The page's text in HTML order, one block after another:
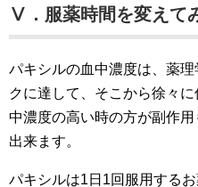
Ⅴ．服薬時間を変えて
パキシルの血中濃度は、薬
クに達して、そこから徐々
中濃度の高い時の方が副作
出来ます。
パキシルは1日1回服用する